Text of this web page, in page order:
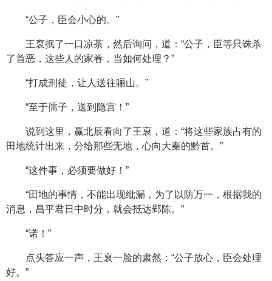
“公子，臣会小心的。”
王裒抿了一口凉茶，然后询问，道：“公子，臣等只诛杀
了首恶，这些人的家眷，当如何处理？”
“打成刑徒，让人送往骊山。”
“至于孺子，送到隐宫！”
说到这里，赢北辰看向了王裒，道：“将这些家族占有的
田地统计出来，分给那些无地，心向大秦的黔首。”
“这件事，必须要做好！”
“田地的事情，不能出现纰漏，为了以防万一，根据我的
消息，昌平君日中时分，就会抵达郢陈。”
“诺！”
点头答应一声，王裒一脸的肃然：“公子放心，臣会处理
好。”